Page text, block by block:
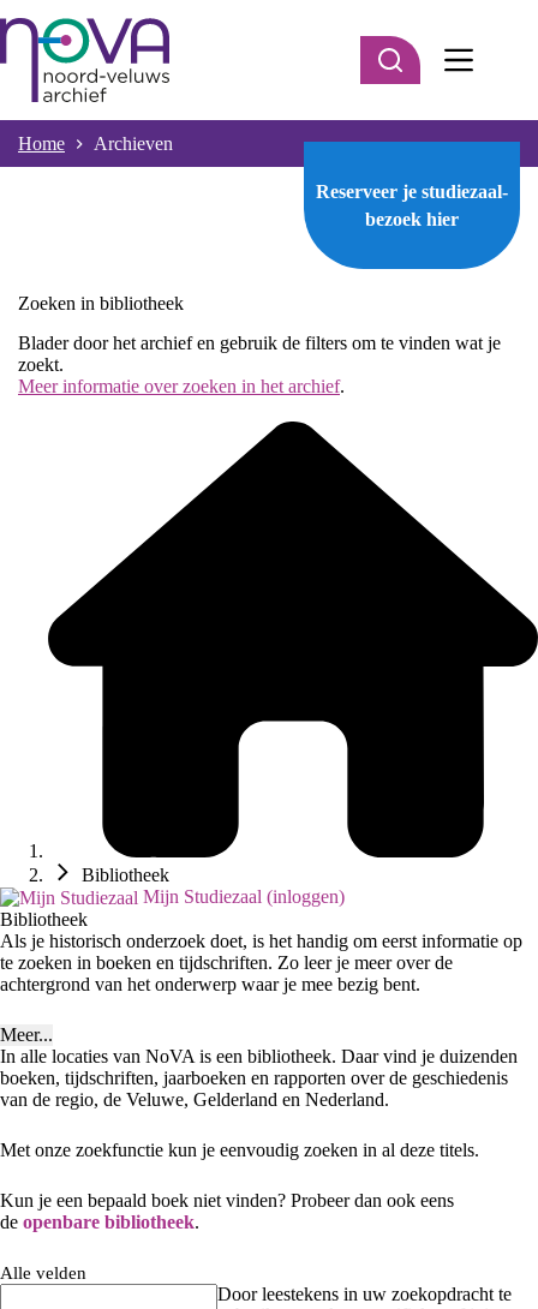
naar
inhoud
Home Archieven
Reserveer je studiezaal-
bezoek hier
Zoeken in bibliotheek
Blader door het archief en gebruik de filters om te vinden wat je
zoekt.
Meer informatie over zoeken in het archief.
Bibliotheek
Mijn Studiezaal (inloggen)
Bibliotheek
Als je historisch onderzoek doet, is het handig om eerst informatie op
te zoeken in boeken en tijdschriften. Zo leer je meer over de
achtergrond van het onderwerp waar je mee bezig bent.
Meer...
In alle locaties van NoVA is een bibliotheek. Daar vind je duizenden
boeken, tijdschriften, jaarboeken en rapporten over de geschiedenis
van de regio, de Veluwe, Gelderland en Nederland.
Met onze zoekfunctie kun je eenvoudig zoeken in al deze titels.
Kun je een bepaald boek niet vinden? Probeer dan ook eens
de openbare bibliotheek.
Alle velden
Door leestekens in uw zoekopdracht te